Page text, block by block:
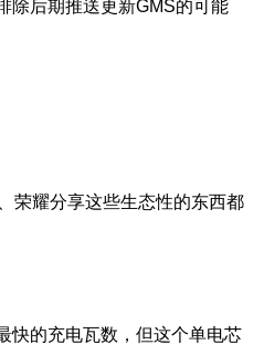
除后期推送更新GMS的可能
荣耀分享这些生态性的东西都
快的充电瓦数，但这个单电芯